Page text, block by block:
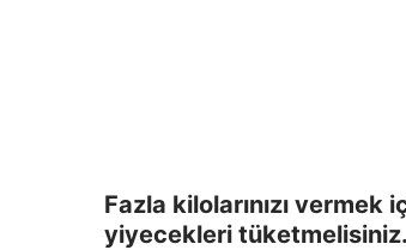
Fazla kilolarınızı vermek
yiyecekleri tüketmelisiniz.